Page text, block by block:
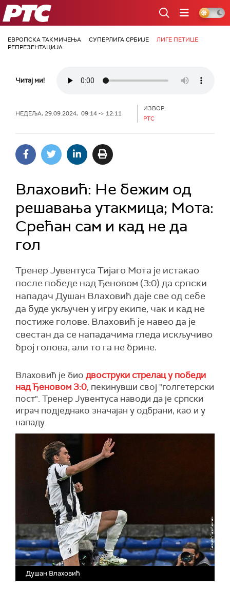
РТС
ЕВРОПСКА ТАКМИЧЕЊА СУПЕРЛИГА СРБИЈЕ
ЛИГЕ ПЕТИЦЕ
РЕПРЕЗЕНТАЦИЈА
Читај ми!
НЕДЕЉА, 29.09.2024, 09:14 -> 12:11
ИЗВОР:
РТС
Влаховић: Не бежим од
решавања утакмица; Мота:
Срећан сам и кад не да
гол
Тренер Јувентуса Тијаго Мота је истакао
после победе над Ђеновом (3:0) да српски
нападач Душан Влаховић даје све од себе
да буде укључен у игру екипe, чак и кад не
постиже голове. Влаховић је навео да је
свестан да се нападачима гледа искључиво
број голова, али то га не брине.
Влаховић је био двоструки стрелац у победи
над Ђеновом 3:0, пекинувши свој "голгетерски
пост". Тренер Јувентуса наводи да је српски
играч подједнако значајан у одбрани, као и у
нападу.
Душан Влаховић